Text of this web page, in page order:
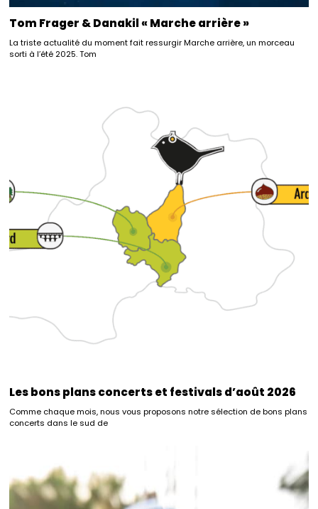
Tom Frager & Danakil « Marche arrière »
La triste actualité du moment fait ressurgir Marche arrière, un morceau
sorti à l’été 2025. Tom
Les bons plans concerts et festivals d’août 2026
Comme chaque mois, nous vous proposons notre sélection de bons plans
concerts dans le sud de